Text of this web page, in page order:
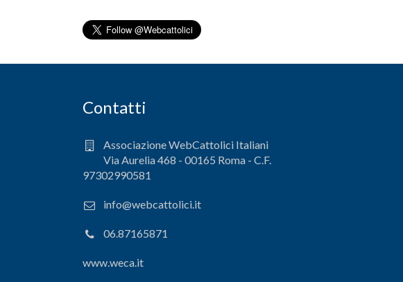
Contatti
Associazione WebCattolici Italiani
Via Aurelia 468 - 00165 Roma - C.F.
97302990581
info@webcattolici.it
06.87165871
www.weca.it